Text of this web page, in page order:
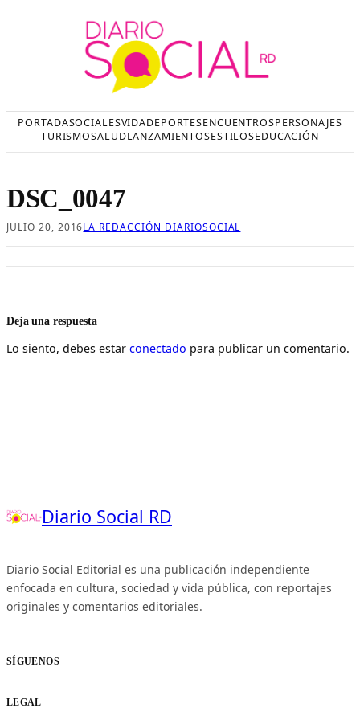
PORTADASOCIALESVIDADEPORTESENCUENTROSPERSONAJES
TURISMOSALUDLANZAMIENTOSESTILOSEDUCACIÓN
DSC_0047
JULIO 20, 2016LA REDACCIÓN DIARIOSOCIAL
Deja una respuesta
Lo siento, debes estar conectado para publicar un comentario.
Diario Social RD
Diario Social Editorial es una publicación independiente
enfocada en cultura, sociedad y vida pública, con reportajes
originales y comentarios editoriales.
SÍGUENOS
LEGAL